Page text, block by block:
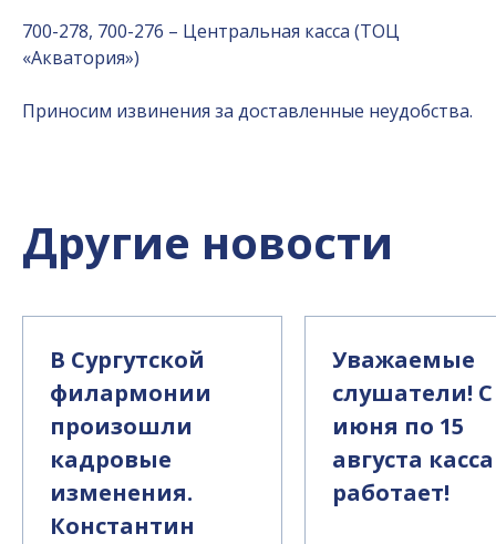
700-278, 700-276 – Центральная касса (ТОЦ
«Акватория»)
Приносим извинения за доставленные неудобства.
Другие новости
В Сургутской
филармонии
произошли
кадровые
изменения.
Константин
Уважаемые
слушатели! С
июня по 15
августа
работает!